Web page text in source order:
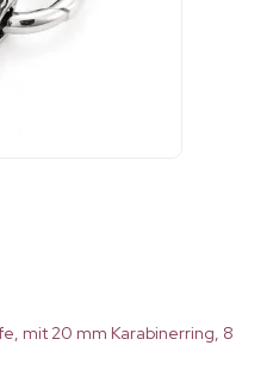
mit 20 mm Karabinerring, 8